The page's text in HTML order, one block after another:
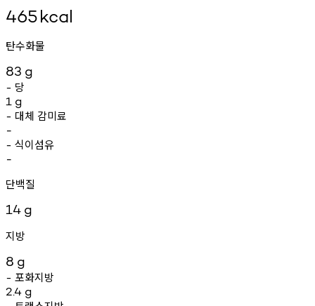
465kcal
탄수화물
83 g
- 당
1 g
- 대체 감미료
-
- 식이섬유
-
단백질
14 g
지방
8 g
- 포화지방
2.4 g